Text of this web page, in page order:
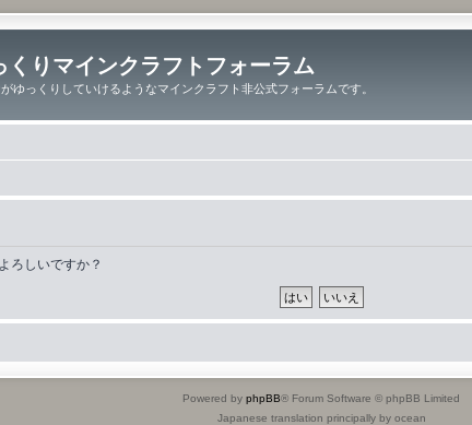
くりマインクラフトフォーラム
ゆっくりしていけるようなマインクラフト非公式フォーラムです。
ろしいですか？
Powered by phpBB® Forum Software © phpBB Limited
Japanese translation principally by ocean